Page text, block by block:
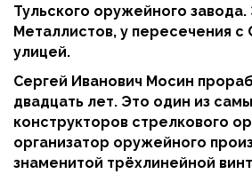
Тульского оружейного завода.
Металлистов, у пересечения с
улицей.
Сергей Иванович Мосин
двадцать лет. Это один из
конструкторов стрелкового
организатор оружейного
знаменитой трёхлинейной